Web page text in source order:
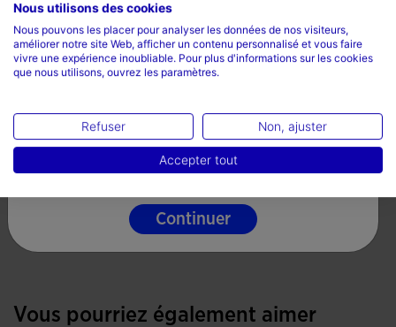
5 sur 5 Évaluation du client
Vous pourriez également aimer
Sélectionnez un pays et une langue
Pays
La France
Langue
Français
Continuer
Nous utilisons des cookies
Nous pouvons les placer pour analyser les données de nos visiteurs,
améliorer notre site Web, afficher un contenu personnalisé et vous faire
vivre une expérience inoubliable. Pour plus d'informations sur les cookies
que nous utilisons, ouvrez les paramètres.
Refuser Non, ajuster
Accepter tout